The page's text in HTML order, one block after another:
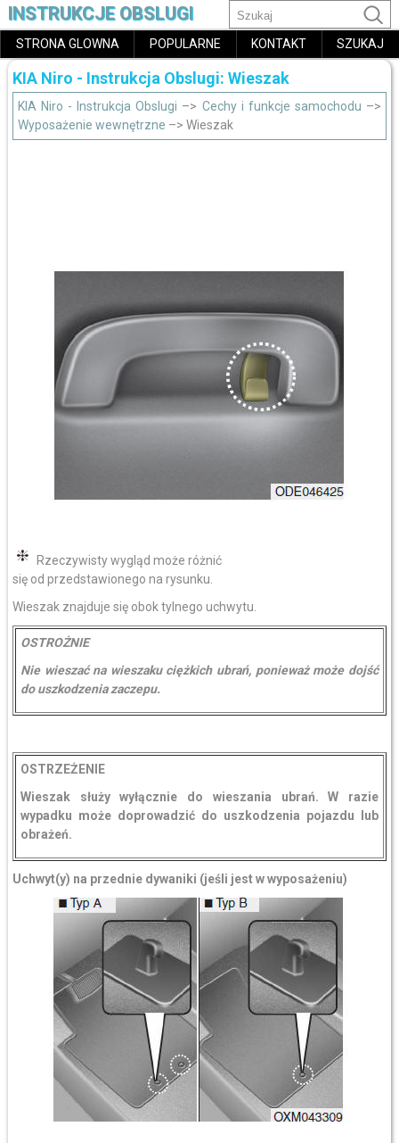
INSTRUKCJE OBSLUGI
STRONA GLOWNA POPULARNE KONTAKT SZUKAJ
KIA Niro - Instrukcja Obslugi: Wieszak
KIA Niro - Instrukcja Obslugi –> Cechy i funkcje samochodu –>
Wyposażenie wewnętrzne –> Wieszak
Rzeczywisty wygląd może różnić
się od przedstawionego na rysunku.
Wieszak znajduje się obok tylnego uchwytu.
OSTROŻNIE
Nie wieszać na wieszaku ciężkich ubrań, ponieważ może dojść
do uszkodzenia zaczepu.
OSTRZEŻENIE
Wieszak służy wyłącznie do wieszania ubrań. W razie
wypadku może doprowadzić do uszkodzenia pojazdu lub
obrażeń.
Uchwyt(y) na przednie dywaniki (jeśli jest w wyposażeniu)